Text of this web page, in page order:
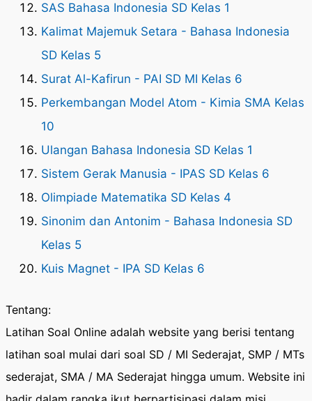
SAS Bahasa Indonesia SD Kelas 1
Kalimat Majemuk Setara - Bahasa Indonesia
SD Kelas 5
Surat Al-Kafirun - PAI SD MI Kelas 6
Perkembangan Model Atom - Kimia SMA Kelas
10
Ulangan Bahasa Indonesia SD Kelas 1
Sistem Gerak Manusia - IPAS SD Kelas 6
Olimpiade Matematika SD Kelas 4
Sinonim dan Antonim - Bahasa Indonesia SD
Kelas 5
Kuis Magnet - IPA SD Kelas 6
Tentang:
Latihan Soal Online adalah website yang berisi tentang
latihan soal mulai dari soal SD / MI Sederajat, SMP / MTs
sederajat, SMA / MA Sederajat hingga umum. Website ini